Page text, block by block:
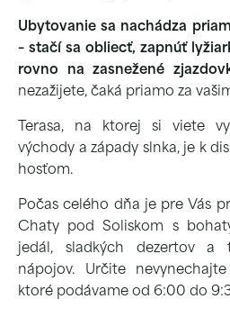
Ubytovanie sa nachádza
– stačí sa obliecť, zapnúť
rovno na zasnežené
nezažijete, čaká priamo za
Terasa, na ktorej si viete
východy a západy slnka, je k
hosťom.
Počas celého dňa je pre Vás
Chaty pod Soliskom s
jedál, sladkých dezertov a
nápojov. Určite
ktoré podávame od 6:00 do